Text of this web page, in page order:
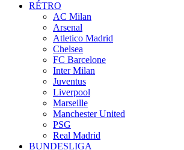
RÉTRO
AC Milan
Arsenal
Atletico Madrid
Chelsea
FC Barcelone
Inter Milan
Juventus
Liverpool
Marseille
Manchester United
PSG
Real Madrid
BUNDESLIGA